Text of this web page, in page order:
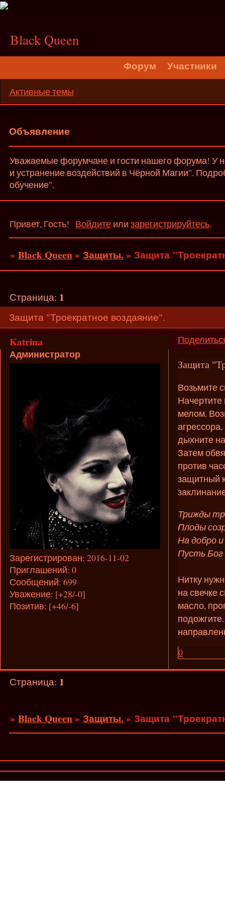
Black Queen
Форум Участники
Активные темы
Объявление
Уважаемые форумчане и гости нашего форума! У
и устранение воздействий в Чёрной Магии".
обучение".
Привет, Гость! Войдите илизарегистрируйтесь.
»Black Queen»Защиты. »Защита
Защита "Троекратное воздаяние".
Страница: 1
Katrina
Администратор
Зарегистрирован: 2016-11-02
Приглашений: 0
Сообщений: 699
Уважение: [+28/-0]
Позитив: [+46/-6]
Защита
Возьмите
Начертите
мелом.
дыхните
Затем
против
защитный
Трижды
Плоды
На добро и
Пусть
Нитку
на свечке
масло,
0
Страница: 1
»Black Queen»Защиты. »Защита